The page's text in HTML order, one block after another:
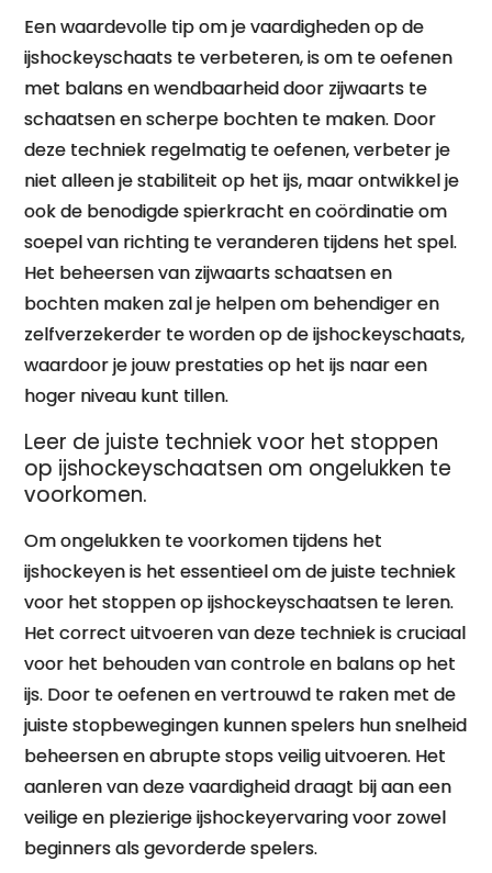
Een waardevolle tip om je vaardigheden op de
ijshockeyschaats te verbeteren, is om te oefenen
met balans en wendbaarheid door zijwaarts te
schaatsen en scherpe bochten te maken. Door
deze techniek regelmatig te oefenen, verbeter je
niet alleen je stabiliteit op het ijs, maar ontwikkel je
ook de benodigde spierkracht en coördinatie om
soepel van richting te veranderen tijdens het spel.
Het beheersen van zijwaarts schaatsen en
bochten maken zal je helpen om behendiger en
zelfverzekerder te worden op de ijshockeyschaats,
waardoor je jouw prestaties op het ijs naar een
hoger niveau kunt tillen.
Leer de juiste techniek voor het stoppen
op ijshockeyschaatsen om ongelukken te
voorkomen.
Om ongelukken te voorkomen tijdens het
ijshockeyen is het essentieel om de juiste techniek
voor het stoppen op ijshockeyschaatsen te leren.
Het correct uitvoeren van deze techniek is cruciaal
voor het behouden van controle en balans op het
ijs. Door te oefenen en vertrouwd te raken met de
juiste stopbewegingen kunnen spelers hun snelheid
beheersen en abrupte stops veilig uitvoeren. Het
aanleren van deze vaardigheid draagt bij aan een
veilige en plezierige ijshockeyervaring voor zowel
beginners als gevorderde spelers.